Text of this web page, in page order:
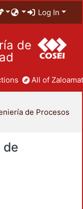
Log In
de
All of
de Procesos
de